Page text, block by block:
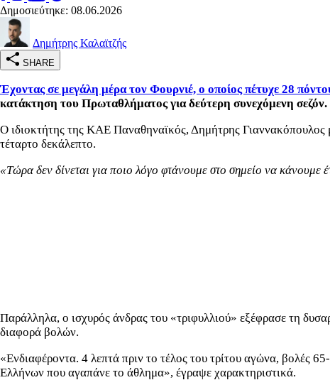
Δημοσιεύτηκε: 08.06.2026
Δημήτρης Καλαϊτζής
SHARE
Έχοντας σε μεγάλη μέρα τον Φουρνιέ, ο οποίος πέτυχε 28
κατάκτηση του Πρωταθλήματος για δεύτερη συνεχόμενη σεζόν.
Ο ιδιοκτήτης της ΚΑΕ Παναθηναϊκός, Δημήτρης
τέταρτο δεκάλεπτο.
«Τώρα δεν δίνεται για ποιο λόγο φτάνουμε στο σημείο να
Παράλληλα, ο ισχυρός άνδρας του «τριφυλλιού» εξέφρασε τη
διαφορά βολών.
«Ενδιαφέροντα. 4 λεπτά πριν το τέλος του τρίτου αγώνα, βολές
Ελλήνων που αγαπάνε το άθλημα», έγραψε χαρακτηριστικά.